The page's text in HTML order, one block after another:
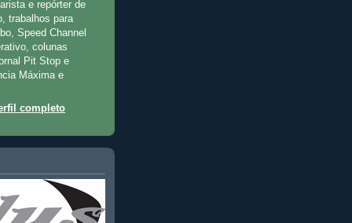
e repórter de
trabalhos para
Speed Channel
colunas
Pit Stop e
Máxima e
completo